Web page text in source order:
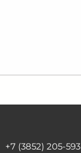
+7 (3852) 205-593